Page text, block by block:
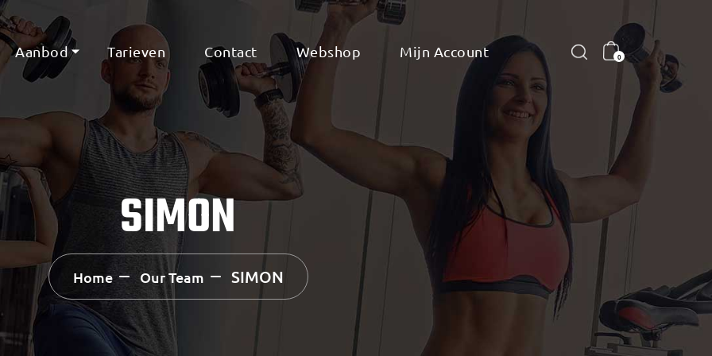
Aanbod Tarieven Contact Webshop Mijn Account 0
SIMON
Home Our Team SIMON